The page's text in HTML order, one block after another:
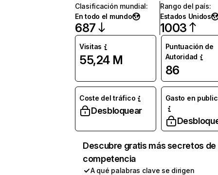
Clasificación mundial:
En todo el mundo
687
Rango del país:
Estados Unidos
1003
Visitas
55,24 M
Puntuación de
Autoridad
86
Coste del tráfico
Desbloquear
Gasto en
Descubre gratis más secretos de
competencia
A qué palabras clave se dirigen